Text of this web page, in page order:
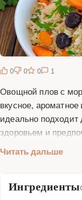
0 0 0 1
Овощной плов с
вкусное,
идеально подходит
здоровьем и
дополняется
плову приятную
Читать дальше
Ингредиенты